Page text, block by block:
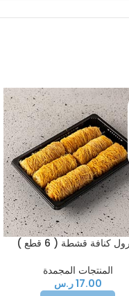
المنتجات المجمدة
17.00ر.س